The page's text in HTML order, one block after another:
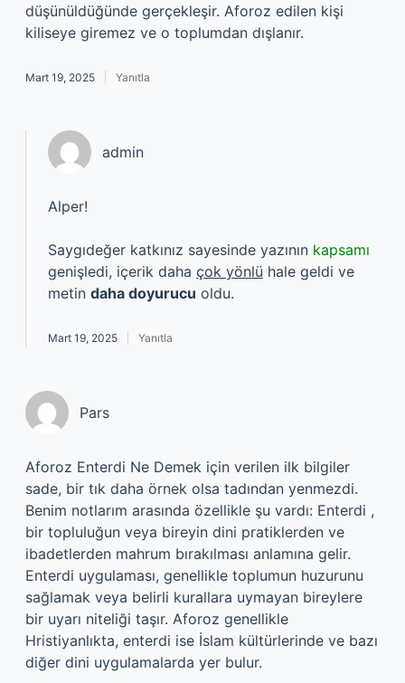
düşünüldüğünde gerçekleşir. Aforoz edilen kişi
kiliseye giremez ve o toplumdan dışlanır.
Mart 19, 2025 Yanıtla
admin
Alper!
Saygıdeğer katkınız sayesinde yazının kapsamı
genişledi, içerik daha çok yönlü hale geldi ve
metin daha doyurucu oldu.
Mart 19, 2025 Yanıtla
Pars
Aforoz Enterdi Ne Demek için verilen ilk bilgiler
sade, bir tık daha örnek olsa tadından yenmezdi.
Benim notlarım arasında özellikle şu vardı: Enterdi ,
bir topluluğun veya bireyin dini pratiklerden ve
ibadetlerden mahrum bırakılması anlamına gelir.
Enterdi uygulaması, genellikle toplumun huzurunu
sağlamak veya belirli kurallara uymayan bireylere
bir uyarı niteliği taşır. Aforoz genellikle
Hristiyanlıkta, enterdi ise İslam kültürlerinde ve bazı
diğer dini uygulamalarda yer bulur.